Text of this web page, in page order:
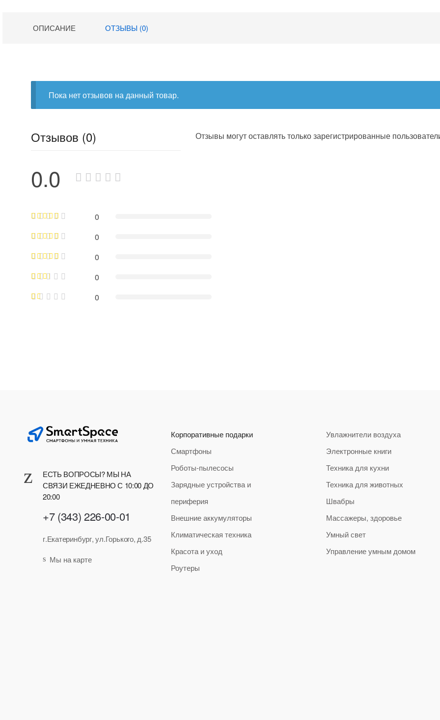
ОПИСАНИЕ ОТЗЫВЫ (0)
Пока нет отзывов на данный товар.
Отзывов (0)
0.0
0
0
0
0
0
Отзывы могут оставлять только зарегистрированные
ЕСТЬ ВОПРОСЫ? МЫ НА
СВЯЗИ ЕЖЕДНЕВНО С 10:00 ДО
20:00
+7 (343) 226-00-01
г.Екатеринбург, ул.Горького, д.35
Мы на карте
Корпоративные подарки
Смартфоны
Роботы-пылесосы
Зарядные устройства и
периферия
Внешние аккумуляторы
Климатическая техника
Красота и уход
Роутеры
Увлажнители воздуха
Электронные книги
Техника для кухни
Техника для животных
Швабры
Массажеры, здоровье
Умный свет
Управление умным домом